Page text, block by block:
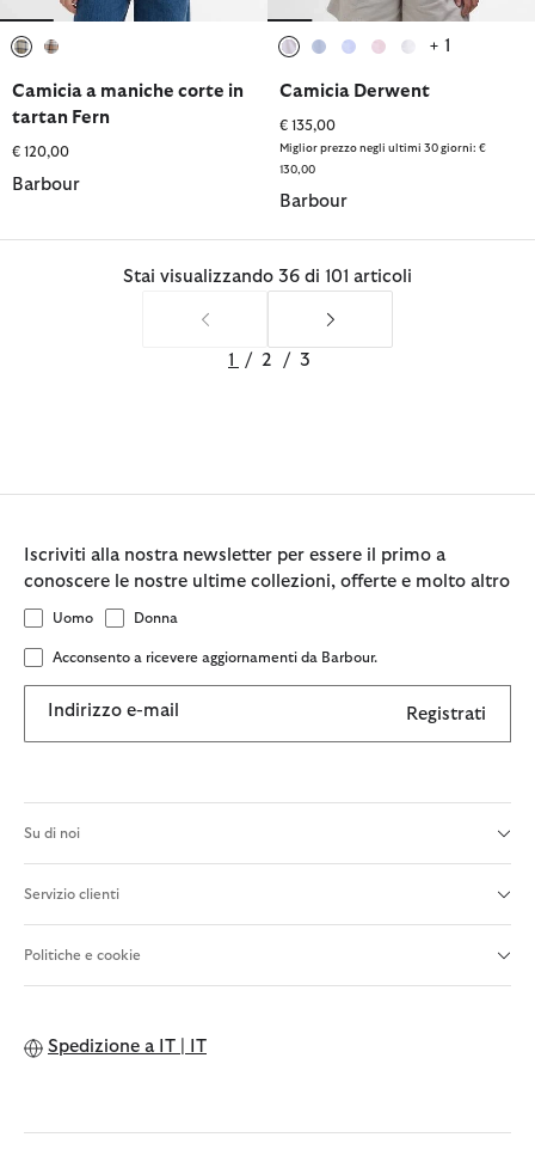
Camicia a maniche corte in
tartan Fern
€ 120,00
Barbour
+ 1
Camicia Derwent
€ 135,00
Miglior prezzo negli ultimi 30 giorni: €
130,00
Barbour
Stai visualizzando 36 di 101 articoli
1 / 2 / 3
Iscriviti alla nostra newsletter per essere il primo a
conoscere le nostre ultime collezioni, offerte e molto altro
Uomo Donna
Acconsento a ricevere aggiornamenti da Barbour.
Indirizzo e-mail Registrati
Su di noi
Servizio clienti
Politiche e cookie
Spedizione a IT | IT